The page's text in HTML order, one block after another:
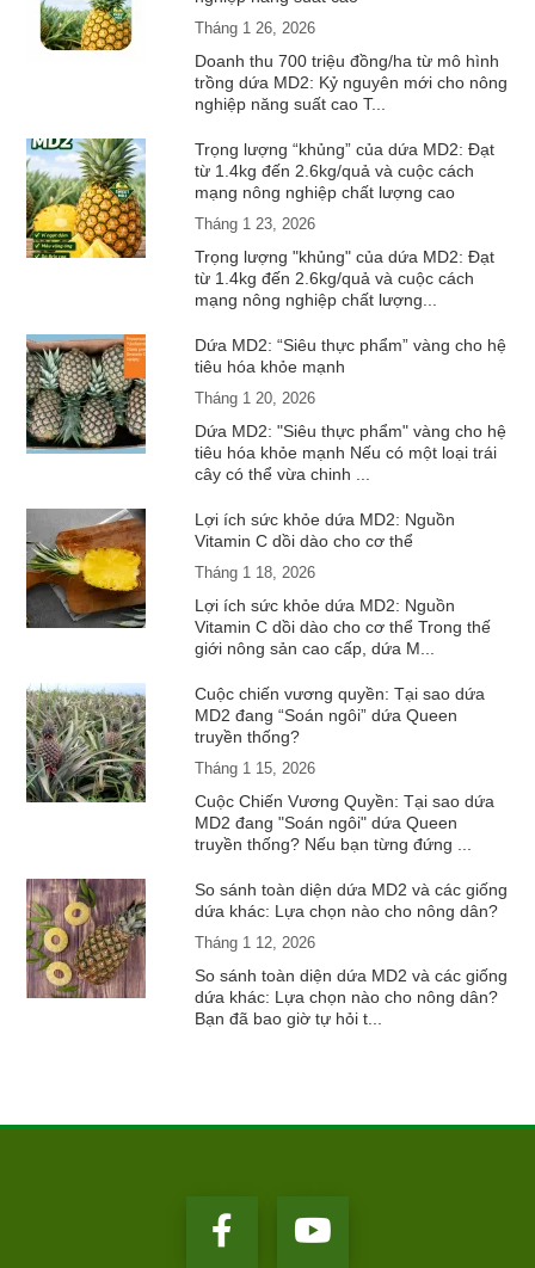
Tháng 1 26, 2026
Doanh thu 700 triệu đồng/ha từ mô hình
trồng dứa MD2: Kỷ nguyên mới cho nông
nghiệp năng suất cao T...
Trọng lượng “khủng” của dứa MD2: Đạt
từ 1.4kg đến 2.6kg/quả và cuộc cách
mạng nông nghiệp chất lượng cao
Tháng 1 23, 2026
Trọng lượng "khủng" của dứa MD2: Đạt
từ 1.4kg đến 2.6kg/quả và cuộc cách
mạng nông nghiệp chất lượng...
Dứa MD2: “Siêu thực phẩm” vàng cho hệ
tiêu hóa khỏe mạnh
Tháng 1 20, 2026
Dứa MD2: "Siêu thực phẩm" vàng cho hệ
tiêu hóa khỏe mạnh Nếu có một loại trái
cây có thể vừa chinh ...
Lợi ích sức khỏe dứa MD2: Nguồn
Vitamin C dồi dào cho cơ thể
Tháng 1 18, 2026
Lợi ích sức khỏe dứa MD2: Nguồn
Vitamin C dồi dào cho cơ thể Trong thế
giới nông sản cao cấp, dứa M...
Cuộc chiến vương quyền: Tại sao dứa
MD2 đang “Soán ngôi” dứa Queen
truyền thống?
Tháng 1 15, 2026
Cuộc Chiến Vương Quyền: Tại sao dứa
MD2 đang "Soán ngôi" dứa Queen
truyền thống? Nếu bạn từng đứng ...
So sánh toàn diện dứa MD2 và các giống
dứa khác: Lựa chọn nào cho nông dân?
Tháng 1 12, 2026
So sánh toàn diện dứa MD2 và các giống
dứa khác: Lựa chọn nào cho nông dân?
Bạn đã bao giờ tự hỏi t...